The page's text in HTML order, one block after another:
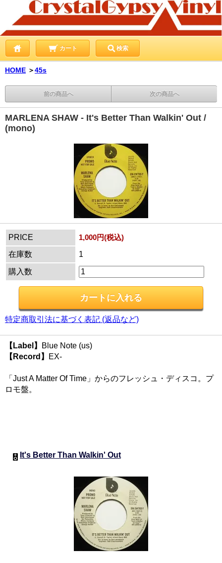
カート 検索
HOME ＞45s
前の商品へ 次の商品へ
MARLENA SHAW - It's Better Than Walkin' Out /
(mono)
PRICE
1,000円(税込)
在庫数
1
購入数
特定商取引法に基づく表記 (返品など)
【Label】
Blue Note (us)
【Record】
EX-
「Just A Matter Of Time」からのフレッシュ・ディスコ。プ
ロモ盤。
It's Better Than Walkin' Out